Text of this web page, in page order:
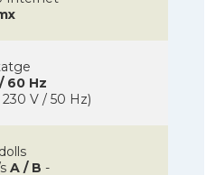
60 Hz
V / 50 Hz)
A / B -